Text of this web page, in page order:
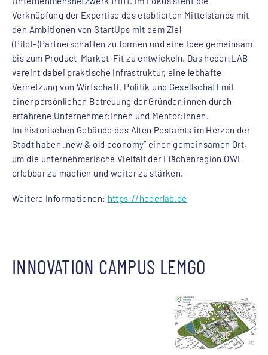
Verknüpfung der Expertise des etablierten Mittelstands mit
den Ambitionen von StartUps mit dem Ziel
(Pilot-)Partnerschaften zu formen und eine Idee gemeinsam
bis zum Product-Market-Fit zu entwickeln. Das heder:LAB
vereint dabei praktische Infrastruktur, eine lebhafte
Vernetzung von Wirtschaft, Politik und Gesellschaft mit
einer persönlichen Betreuung der Gründer:innen durch
erfahrene Unternehmer:innen und Mentor:innen.
Im historischen Gebäude des Alten Postamts im Herzen der
Stadt haben „new & old economy“ einen gemeinsamen Ort,
um die unternehmerische Vielfalt der Flächenregion OWL
erlebbar zu machen und weiter zu stärken.
Weitere Informationen: https://hederlab.de
INNOVATION CAMPUS LEMGO